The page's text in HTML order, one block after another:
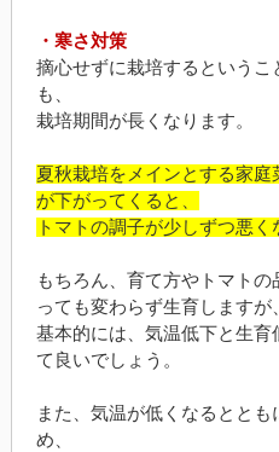
・寒さ対策
摘心せずに栽培するというこ
も、
栽培期間が長くなります。
夏秋栽培をメインとする家
が下がってくると、
トマトの調子が少しずつ悪く
もちろん、育て方やトマト
っても変わらず生育しますが、
基本的には、気温低下と生育
て良いでしょう。
また、気温が低くなるとと
め、